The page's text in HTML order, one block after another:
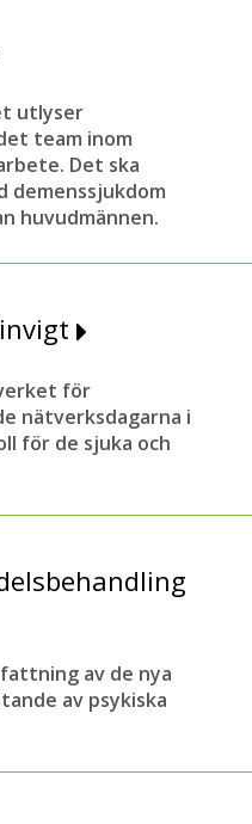
utlyser
team inom
Det ska
demenssjukdom
huvudmännen.
för
nätverksdagarna i
för de sjuka och
av de nya
av psykiska